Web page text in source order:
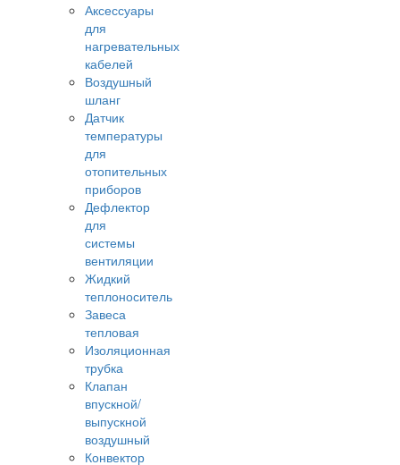
Аксессуары
для
нагревательных
кабелей
Воздушный
шланг
Датчик
температуры
для
отопительных
приборов
Дефлектор
для
системы
вентиляции
Жидкий
теплоноситель
Завеса
тепловая
Изоляционная
трубка
Клапан
впускной/
выпускной
воздушный
Конвектор